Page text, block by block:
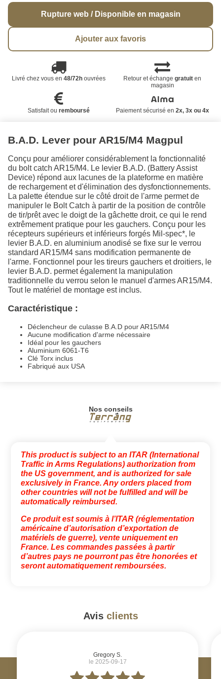
Rupture web / Disponible en magasin
Ajouter aux favoris
Livré chez vous en 48/72houvrées Retour et échangegratuit en
magasin
Satisfait ou remboursé Paiement sécurisé en 2x, 3x ou 4x
B.A.D. Lever pour AR15/M4 Magpul
Conçu pour améliorer considérablement la fonctionnalité
du bolt catch AR15/M4. Le levier B.A.D. (Battery Assist
Device) répond aux lacunes de la plateforme en matière
de rechargement et d'élimination des dysfonctionnements.
La palette étendue sur le côté droit de l'arme permet de
manipuler le Bolt Catch à partir de la position de contrôle
de tir/prêt avec le doigt de la gâchette droit, ce qui le rend
extrêmement pratique pour les gauchers. Conçu pour les
récepteurs supérieurs et inférieurs forgés Mil-spec*, le
levier B.A.D. en aluminium anodisé se fixe sur le verrou
standard AR15/M4 sans modification permanente de
l'arme. Fonctionnel pour les tireurs gauchers et droitiers, le
levier B.A.D. permet également la manipulation
traditionnelle du verrou selon le manuel d'armes AR15/M4.
Tout le matériel de montage est inclus.
Caractéristique :
Déclencheur de culasse B.A.D pour AR15/M4
Aucune modification d'arme nécessaire
Idéal pour les gauchers
Aluminium 6061-T6
Clé Torx inclus
Fabriqué aux USA
Nos conseils
This product is subject to an ITAR (International
Traffic in Arms Regulations) authorization from
the US government, and is authorized for sale
exclusively in France. Any orders placed from
other countries will not be fulfilled and will be
automatically reimbursed.
Ce produit est soumis à l’ITAR (réglementation
américaine d’autorisation d’exportation de
matériels de guerre), vente uniquement en
France. Les commandes passées à partir
d’autres pays ne pourront pas être honorées et
seront automatiquement remboursées.
Avis clients
Gregory S.
le 2025-09-17